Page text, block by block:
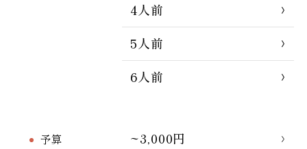
4人前
5人前
6人前
予算
~3,000円